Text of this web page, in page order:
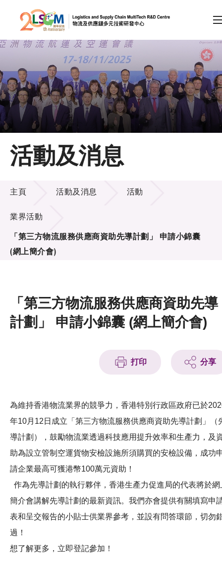
跳到內容（按回車鍵）
會員登入
A A EN 繁 简
主頁
關於LSCM
技術商品化
項目及資助計劃
活動及消息
活動
新聞中心
活動及消息
活動及消息
主頁 活動及消息 活動
業界活動
「第三方物流服務供應商資助先導計劃」 申請小錦囊
(網上簡介會)
「第三方物流服務供應商資助先導
計劃」 申請小錦囊 (網上簡介會)
打印 分享
為維持香港物流業界的競爭力，香港特別行政區政府已於
年10月12日成立「第三方物流服務供應商資助先導計劃」（
導計劃），鼓勵物流業透過科技應用提升效率和生產力，及
助為設立管制空運貨物安檢設施所須購買的安檢設備，成功
請企業最高可獲港幣100萬元資助！
作為先導計劃的執行夥伴，香港生產力促進局的代表將於網
簡介會講解先導計劃的最新資訊。我們亦會提供有關填寫申
表和呈交報告的小貼士供業界參考，並設有問答環節，切勿
過！
想了解更多，立即登記參加！